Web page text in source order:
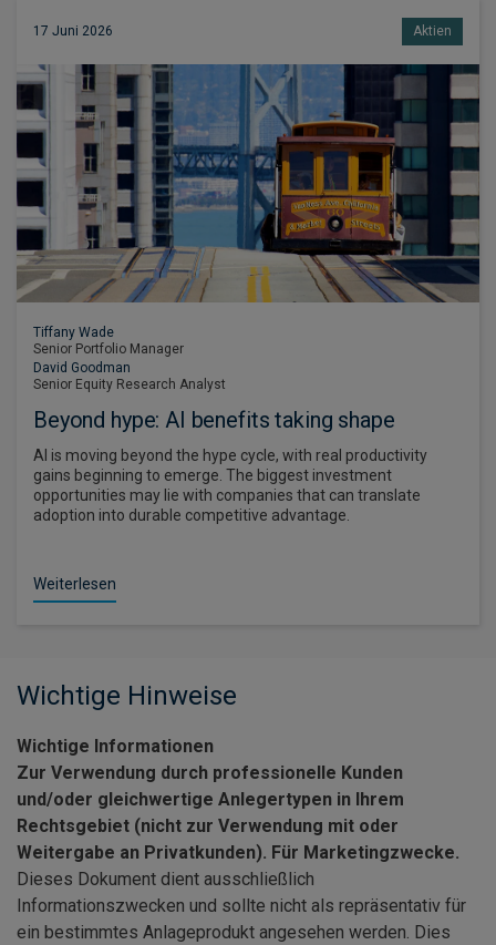
17 Juni 2026 Aktien
Tiffany Wade
Senior Portfolio Manager
David Goodman
Senior Equity Research Analyst
Beyond hype: AI benefits taking shape
AI is moving beyond the hype cycle, with real productivity
gains beginning to emerge. The biggest investment
opportunities may lie with companies that can translate
adoption into durable competitive advantage.
Weiterlesen
Wichtige Hinweise
Wichtige Informationen
Zur Verwendung durch professionelle Kunden
und/oder gleichwertige Anlegertypen in Ihrem
Rechtsgebiet (nicht zur Verwendung mit oder
Weitergabe an Privatkunden). Für Marketingzwecke.
Dieses Dokument dient ausschließlich
Informationszwecken und sollte nicht als repräsentativ für
ein bestimmtes Anlageprodukt angesehen werden. Dies